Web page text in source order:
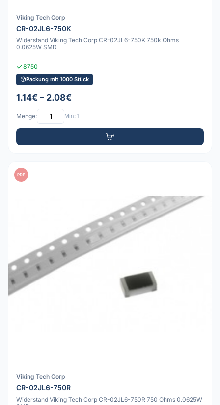
Viking Tech Corp
CR-02JL6-750K
Widerstand Viking Tech Corp CR-02JL6-750K 750k Ohms
0.0625W SMD
8750
Packung mit 1000 Stück
1.14€ – 2.08€
Menge: Min: 1
PDF
Viking Tech Corp
CR-02JL6-750R
Widerstand Viking Tech Corp CR-02JL6-750R 750 Ohms 0.0625W